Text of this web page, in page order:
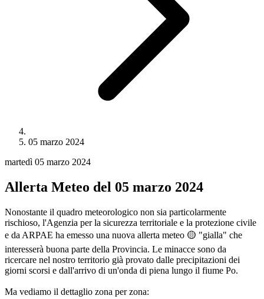
05 marzo 2024
martedì 05 marzo 2024
Allerta Meteo del 05 marzo 2024
Nonostante il quadro meteorologico non sia particolarmente
rischioso, l'Agenzia per la sicurezza territoriale e la protezione civile
e da ARPAE ha emesso una nuova allerta meteo 🟡 "gialla" che
interesserà buona parte della Provincia. Le minacce sono da
ricercare nel nostro territorio già provato dalle precipitazioni dei
giorni scorsi e dall'arrivo di un'onda di piena lungo il fiume Po.
Ma vediamo il dettaglio zona per zona: